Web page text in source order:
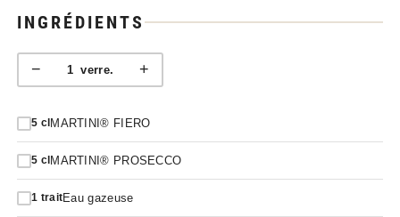
INGRÉDIENTS
− 1verre. +
5 cl MARTINI® FIERO
5 cl MARTINI® PROSECCO
1 traitEau gazeuse